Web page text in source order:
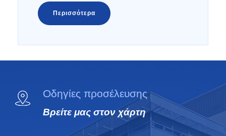
Περισσότερα
Οδηγίες προσέλευσης
Βρείτε μας στον χάρτη